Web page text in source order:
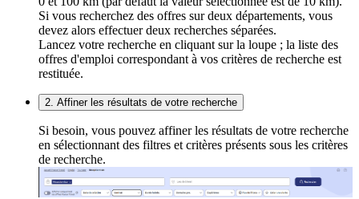
Si vous recherchez des offres sur deux départements, vous
devez alors effectuer deux recherches séparées.
Lancez votre recherche en cliquant sur la loupe ; la liste des
offres d'emploi correspondant à vos critères de recherche est
restituée.
2. Affiner les résultats de votre recherche
Si besoin, vous pouvez affiner les résultats de votre recherche
en sélectionnant des filtres et critères présents sous les critères
de recherche.